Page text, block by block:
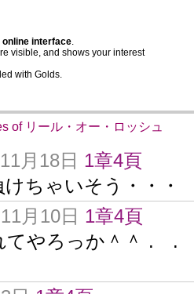
online interface.
visible, and shows your interest
with Golds.
of リール・オー・ロッシュ
11月18日 1章4頁
けちゃいそう・・
11月10日 1章4頁
てやろっか＾＾ . .